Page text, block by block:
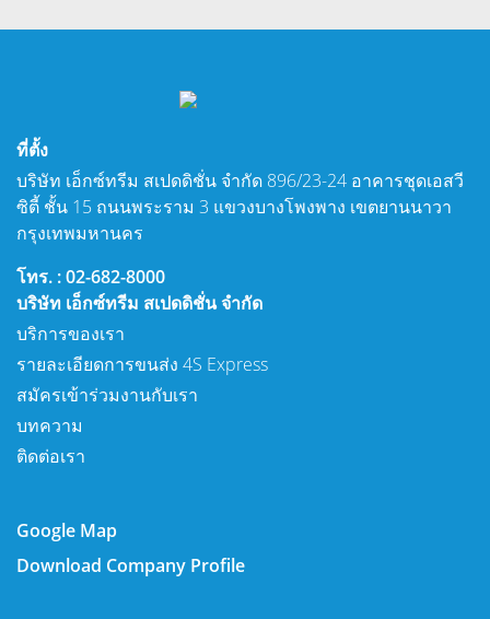
ที่ตั้ง
บริษัท เอ็กซ์ทรีม สเปดดิชั่น จำกัด 896/23-24 อาคารชุดเอสวี
ซิตี้ ชั้น 15 ถนนพระราม 3 แขวงบางโพงพาง เขตยานนาวา
กรุงเทพมหานคร
โทร. : 02-682-8000
บริษัท เอ็กซ์ทรีม สเปดดิชั่น จำกัด
บริการของเรา
รายละเอียดการขนส่ง 4S Express
สมัครเข้าร่วมงานกับเรา
บทความ
ติดต่อเรา
Google Map
Download Company Profile